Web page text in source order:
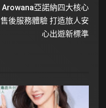
Arowana亞諾納四大核心
售後服務體驗 打造旅人安
心出遊新標準